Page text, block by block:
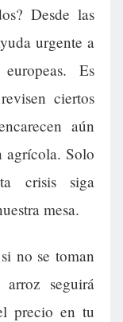
Desde las
urgente a
Es
ciertos
aún
agrícola. Solo
crisis siga
mesa.
no se toman
seguirá
precio en tu